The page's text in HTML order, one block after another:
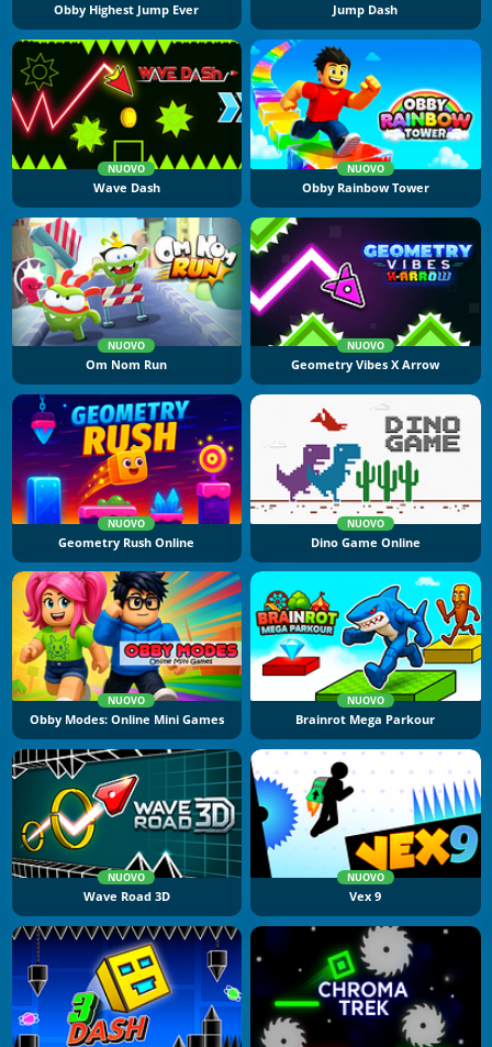
Obby Highest Jump Ever Jump Dash
NUOVO
Wave Dash
NUOVO
Obby Rainbow Tower
NUOVO
Om Nom Run
NUOVO
Geometry Vibes X Arrow
NUOVO
Geometry Rush Online
NUOVO
Dino Game Online
NUOVO
Obby Modes: Online Mini Games
NUOVO
Brainrot Mega Parkour
NUOVO
Wave Road 3D
NUOVO
Vex 9